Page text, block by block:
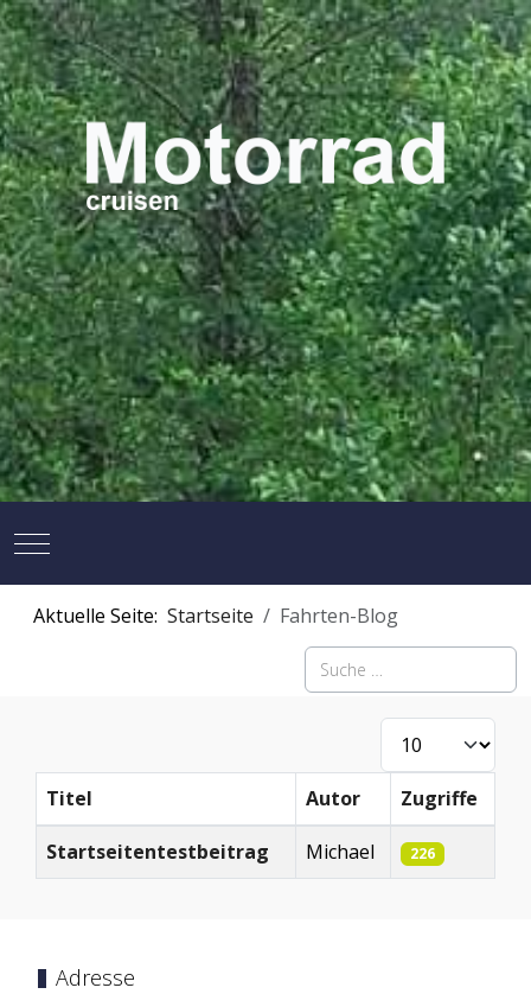
Mobile Menu Toggle
Aktuelle Seite: Startseite
Fahrten-Blog
Suchen
Anzeige #
Beiträge
Titel Autor Zugriffe
Startseitentestbeitrag Michael 226
Adresse